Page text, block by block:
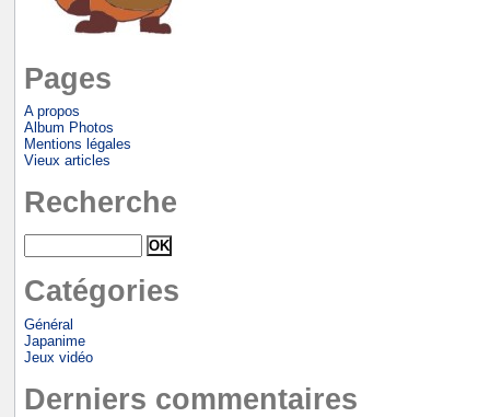
Pages
A propos
Album Photos
Mentions légales
Vieux articles
Recherche
Catégories
Général
Japanime
Jeux vidéo
Derniers commentaires